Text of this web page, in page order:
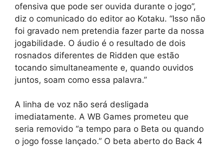
ofensiva que pode ser ouvida durante o jogo”,
diz o comunicado do editor ao Kotaku. “Isso não
foi gravado nem pretendia fazer parte da nossa
jogabilidade. O áudio é o resultado de dois
rosnados diferentes de Ridden que estão
tocando simultaneamente e, quando ouvidos
juntos, soam como essa palavra.”
A linha de voz não será desligada
imediatamente. A WB Games prometeu que
seria removido “a tempo para o Beta ou quando
o jogo fosse lançado.” O beta aberto do Back 4